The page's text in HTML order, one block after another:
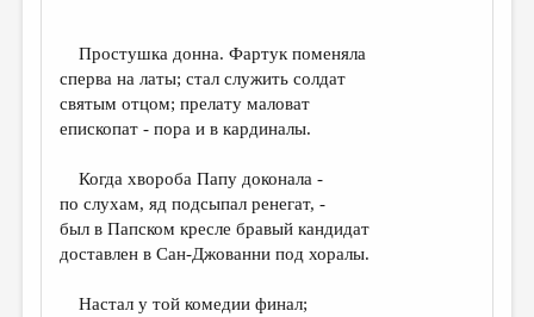
ОБЪЯВЛЕНИЯ
РЕДКОЛЛЕГИЯ
ОТ РЕДАКЦИИ
МАЛАЯ ПРОЗА
ЭССЕИСТИКА
ЛИТЕРАТУРОВЕДЕНИЕ
Простушка донна. Фартук поменяла
сперва на латы; стал служить солдат
святым отцом; прелату маловат
епископат - пора и в кардиналы.
Когда хвороба Папу доконала -
по слухам, яд подсыпал ренегат, -
был в Папском кресле бравый кандидат
доставлен в Сан-Джованни под хоралы.
Настал у той комедии финал;